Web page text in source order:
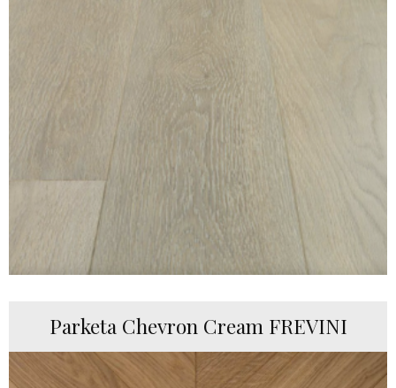
Parketa Chevron Cream FREVINI